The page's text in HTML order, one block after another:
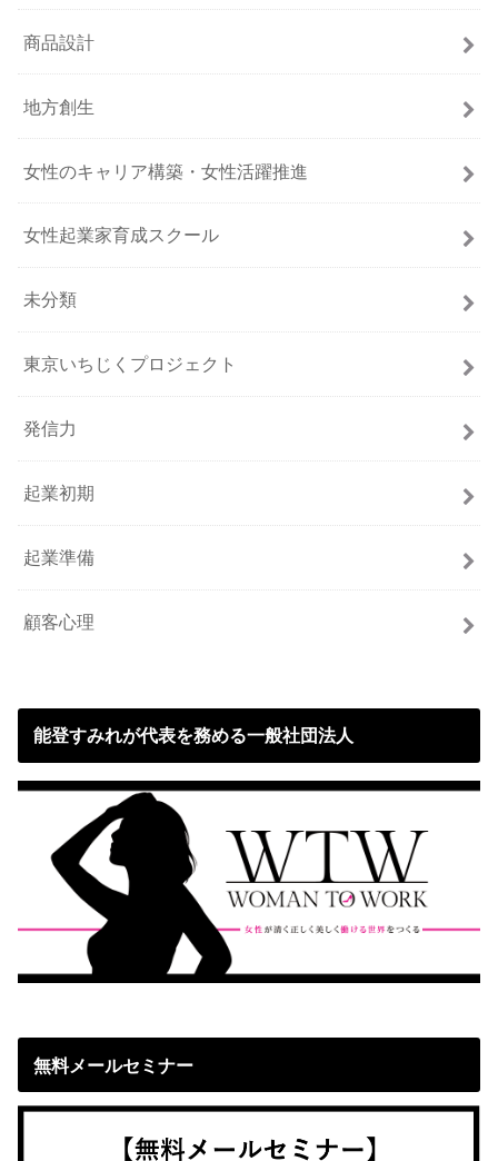
商品設計
地方創生
女性のキャリア構築・女性活躍推進
女性起業家育成スクール
未分類
東京いちじくプロジェクト
発信力
起業初期
起業準備
顧客心理
能登すみれが代表を務める一般社団法人
無料メールセミナー